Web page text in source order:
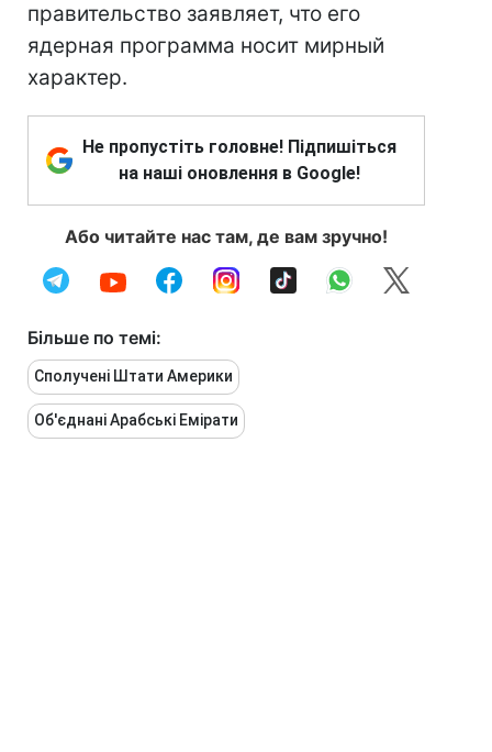
правительство заявляет, что его
ядерная программа носит мирный
характер.
Не пропустіть головне! Підпишіться
на наші оновлення в Google!
Або читайте нас там, де вам зручно!
Більше по темі:
Сполучені Штати Америки
Об'єднані Арабські Емірати